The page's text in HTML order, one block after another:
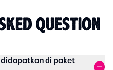
QUESTION
didapatkan di paket